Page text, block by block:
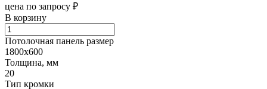
цена по запросу ₽
В корзину
Потолочная панель размер
1800х600
Толщина, мм
20
Тип кромки